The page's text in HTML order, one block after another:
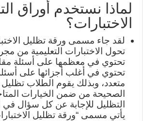
لماذا نستخدم أوراق
الاختبارات؟
لقد جاء مسمى ورقة تظليل
تحول الاختبارات التعليمية من
تحتوي في معظمها على أسئلة
تحتوي في أغلب أجزائها على
متعدد، وبذلك يقوم الطلاب تظليل
الصحيحة من ضمن الخيارات
التظليل للإجابة عن كل سؤال في
يأتي مسمى “ورقة تظليل